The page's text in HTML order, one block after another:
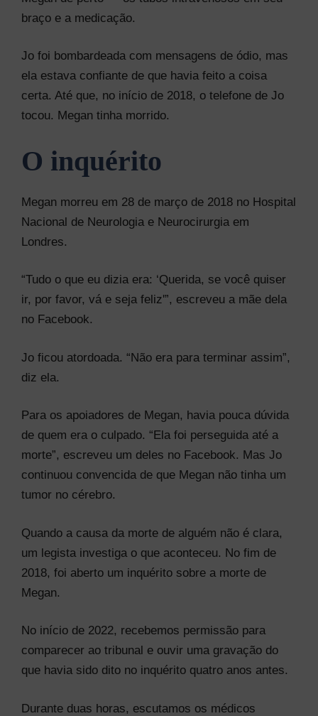
braço e a medicação.
Jo foi bombardeada com mensagens de ódio, mas
ela estava confiante de que havia feito a coisa
certa. Até que, no início de 2018, o telefone de Jo
tocou. Megan tinha morrido.
O inquérito
Megan morreu em 28 de março de 2018 no Hospital
Nacional de Neurologia e Neurocirurgia em
Londres.
“Tudo o que eu dizia era: ‘Querida, se você quiser
ir, por favor, vá e seja feliz'”, escreveu a mãe dela
no Facebook.
Jo ficou atordoada. “Não era para terminar assim”,
diz ela.
Para os apoiadores de Megan, havia pouca dúvida
de quem era o culpado. “Ela foi perseguida até a
morte”, escreveu um deles no Facebook. Mas Jo
continuou convencida de que Megan não tinha um
tumor no cérebro.
Quando a causa da morte de alguém não é clara,
um legista investiga o que aconteceu. No fim de
2018, foi aberto um inquérito sobre a morte de
Megan.
No início de 2022, recebemos permissão para
comparecer ao tribunal e ouvir uma gravação do
que havia sido dito no inquérito quatro anos antes.
Durante duas horas, escutamos os médicos